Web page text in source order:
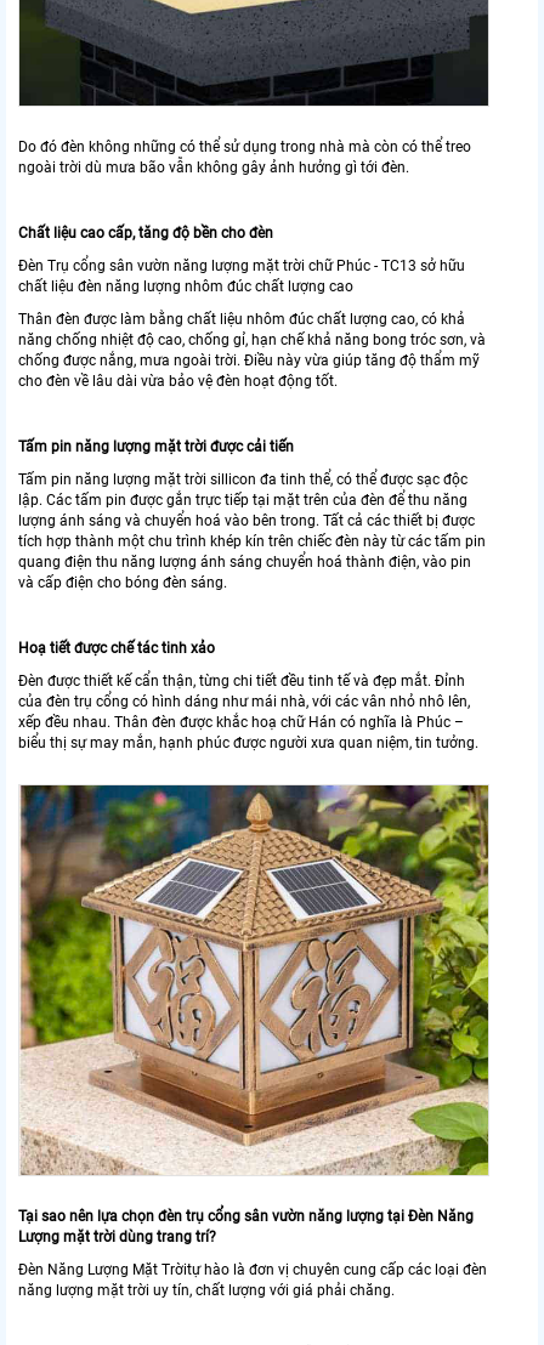
Do đó đèn không những có thể sử dụng trong nhà mà còn có thể treo
ngoài trời dù mưa bão vẫn không gây ảnh hưởng gì tới đèn.
Chất liệu cao cấp, tăng độ bền cho đèn
Đèn Trụ cổng sân vườn năng lượng mặt trời chữ Phúc - TC13 sở hữu
chất liệu đèn năng lượng nhôm đúc chất lượng cao
Thân đèn được làm bằng chất liệu nhôm đúc chất lượng cao, có khả
năng chống nhiệt độ cao, chống gỉ, hạn chế khả năng bong tróc sơn, và
chống được nắng, mưa ngoài trời. Điều này vừa giúp tăng độ thẩm mỹ
cho đèn về lâu dài vừa bảo vệ đèn hoạt động tốt.
Tấm pin năng lượng mặt trời được cải tiến
Tấm pin năng lượng mặt trời sillicon đa tinh thể, có thể được sạc độc
lập. Các tấm pin được gắn trực tiếp tại mặt trên của đèn để thu năng
lượng ánh sáng và chuyển hoá vào bên trong. Tất cả các thiết bị được
tích hợp thành một chu trình khép kín trên chiếc đèn này từ các tấm pin
quang điện thu năng lượng ánh sáng chuyển hoá thành điện, vào pin
và cấp điện cho bóng đèn sáng.
Hoạ tiết được chế tác tinh xảo
Đèn được thiết kế cẩn thận, từng chi tiết đều tinh tế và đẹp mắt. Đỉnh
của đèn trụ cổng có hình dáng như mái nhà, với các vân nhỏ nhô lên,
xếp đều nhau. Thân đèn được khắc hoạ chữ Hán có nghĩa là Phúc –
biểu thị sự may mắn, hạnh phúc được người xưa quan niệm, tin tưởng.
Tại sao nên lựa chọn đèn trụ cổng sân vườn năng lượng tại Đèn Năng
Lượng mặt trời dùng trang trí?
Đèn Năng Lượng Mặt Trờitự hào là đơn vị chuyên cung cấp các loại đèn
năng lượng mặt trời uy tín, chất lượng với giá phải chăng.